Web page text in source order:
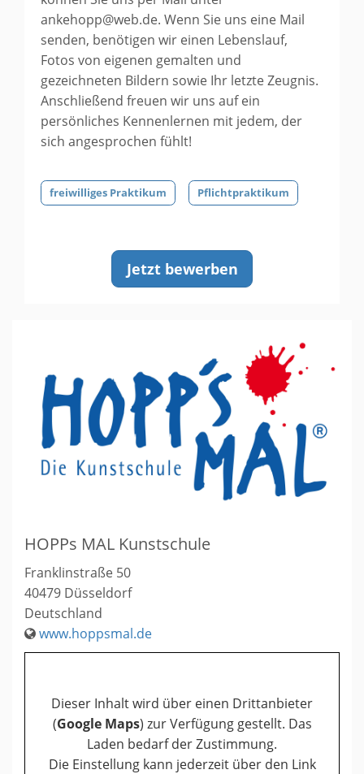
ankehopp@web.de. Wenn Sie uns eine Mail
senden, benötigen wir einen Lebenslauf,
Fotos von eigenen gemalten und
gezeichneten Bildern sowie Ihr letzte Zeugnis.
Anschließend freuen wir uns auf ein
persönliches Kennenlernen mit jedem, der
sich angesprochen fühlt!
freiwilliges Praktikum Pflichtpraktikum
Jetzt bewerben
HOPPs MAL Kunstschule
Franklinstraße 50
40479 Düsseldorf
Deutschland
www.hoppsmal.de
Dieser Inhalt wird über einen Drittanbieter
(Google Maps) zur Verfügung gestellt. Das
Laden bedarf der Zustimmung.
Die Einstellung kann jederzeit über den Link